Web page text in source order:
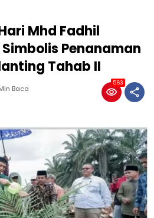
Mhd Fadhil
Penanaman
Tahab II
Baca
563